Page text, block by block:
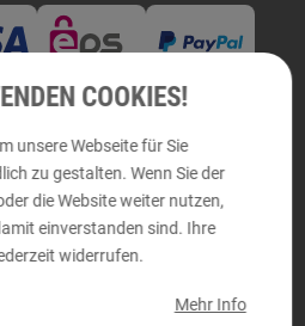
Lieferung
COOKIES!
unsere Webseite für Sie
zu gestalten. Wenn Sie der
die Website weiter nutzen,
einverstanden sind. Ihre
widerrufen.
Mehr Info